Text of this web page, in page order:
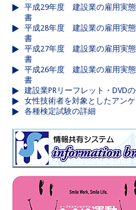
平成29年度 建設業の雇用実
書
平成28年度 建設業の雇用実
書
平成27年度 建設業の雇用実
書
平成26年度 建設業の雇用実
書
建設業PRリーフレット・DVD
女性技術者を対象としたアン
各種検定試験の詳細